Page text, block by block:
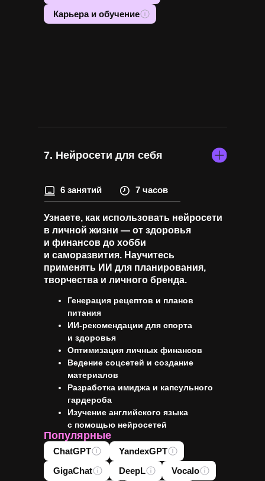
Карьера и обучение
7. Нейросети для себя
7 часов
6 занятий
Популярные
ChatGPT
YandexGPT
GigaChat
DeepL
Vocalo
Узнаете, как использовать нейросети
в личной жизни — от здоровья
и финансов до хобби
и саморазвития. Научитесь
применять ИИ для планирования,
творчества и личного бренда.
Генерация рецептов и планов
питания
ИИ-рекомендации для спорта
и здоровья
Оптимизация личных финансов
Ведение соцсетей и создание
материалов
Разработка имиджа и капсульного
гардероба
Изучение английского языка
с помощью нейросетей